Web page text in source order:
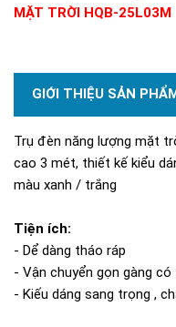
MẶT TRỜI HQB-25L03M
GIỚI THIỆU SẢN
Trụ đèn năng lượng mặt
cao 3 mét, thiết kế kiểu
màu xanh / trắng
Tiện ích:
- Dể dàng tháo ráp
- Vận chuyển gọn gàng
- Kiếu dáng sang trọng ,